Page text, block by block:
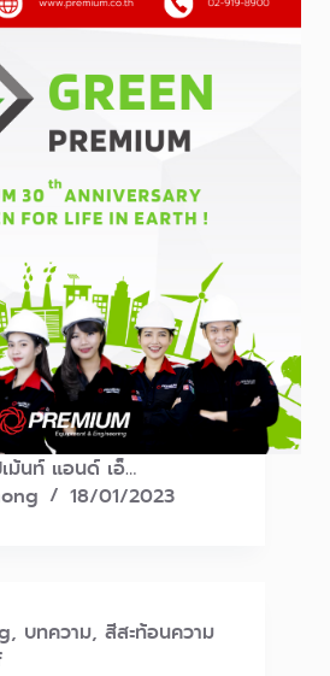
ม้นท์ แอนด์ เอ็…
18/01/2023
, บทความ, สีสะท้อนความ